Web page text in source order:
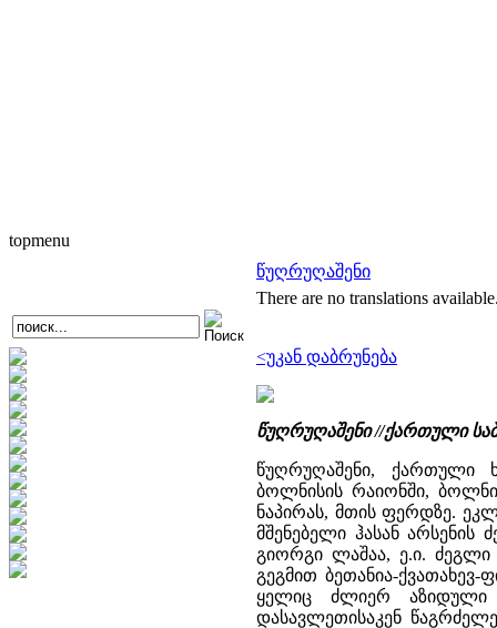
topmenu
წუღრუღაშენი
There are no translations
<უკან დაბრუნება
წუღრუღაშენი //ქართული
წუღრუღაშენი, ქართული
ბოლნისის რაიონში,
ნაპირას, მთის ფერდზე.
მშენებელი ჰასან
გიორგი ლაშაა, ე.ი. ძეგლი
გეგმით ბეთანია-
ყელიც ძლიერ აზიდული
დასავლეთისაკენ